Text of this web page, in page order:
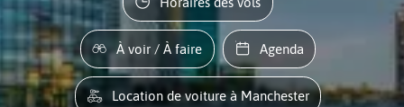
À voir / À faire Agenda
Location de voiture à Manchester